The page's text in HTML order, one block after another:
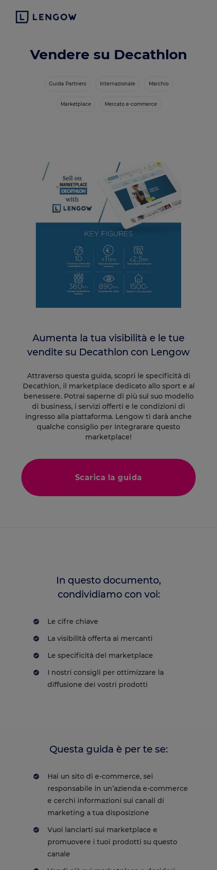
Vendere su Decathlon
Guida Partners Internazionale Marchio
Marketplace Mercato e-commerce
Aumenta la tua visibilità e le tue
vendite su Decathlon con Lengow
Attraverso questa guida, scopri le specificità di
Decathlon, il marketplace dedicato allo sport e al
benessere. Potrai saperne di più sul suo modello
di business, i servizi offerti e le condizioni di
ingresso alla piattaforma. Lengow ti darà anche
qualche consiglio per integrarare questo
marketplace!
Scarica la guida
In questo documento,
condividiamo con voi:
Le cifre chiave
La visibilità offerta ai mercanti
Le specificità del marketplace
I nostri consigli per ottimizzare la
diffusione dei vostri prodotti
Questa guida è per te se:
Hai un sito di e-commerce, sei
responsabile in un’azienda e-commerce
e cerchi informazioni sui canali di
marketing a tua disposizione
Vuoi lanciarti sui marketplace e
promuovere i tuoi prodotti su questo
canale